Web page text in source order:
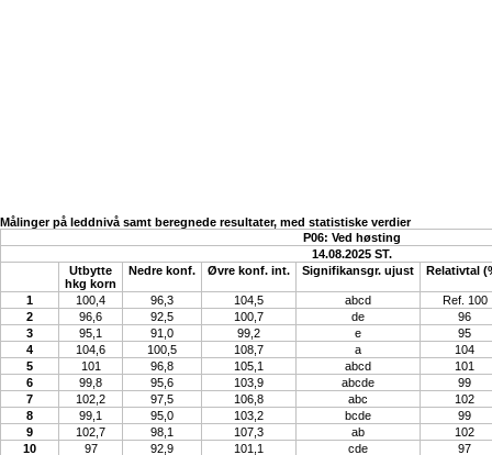
Målinger på leddnivå samt beregnede resultater, med statistiske verdier
P06: Ved høsting
14.08.2025 ST.
Utbytte
hkg korn
Nedre konf. Øvre konf. int. Signifikansgr. ujust Relativtal
1 100,4 96,3 104,5 abcd
Ref. 100
2
96,6 92,5 100,7 de
96
3
95,1 91,0 99,2 e
95
4
104,6 100,5 108,7 a
104
5
101 96,8 105,1 abcd
101
6
99,8 95,6 103,9 abcde
99
7
102,2 97,5 106,8 abc
102
8
99,1 95,0 103,2 bcde
99
9
102,7 98,1 107,3 ab
102
10
97 92,9 101,1 cde 97